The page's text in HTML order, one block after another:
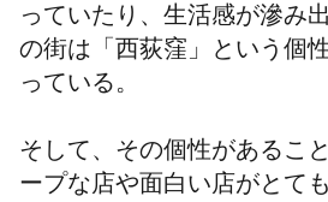
っていたり、生活感が滲み
の街は「西荻窪」という個
っている。
そして、その個性があるこ
ープな店や面白い店がとて